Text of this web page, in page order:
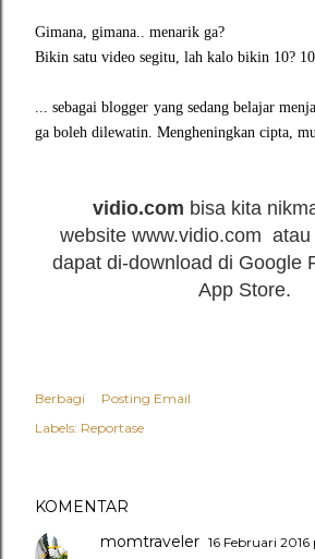
Gimana, gimana.. menarik ga?
Bikin satu video segitu, lah kalo bikin 10?
... sebagai blogger yang sedang belajar
ga boleh dilewatin. Mengheningkan cipta,
vidio.com bisa kita
website www.vidio.com atau
dapat di-download di Google
App Store.
Berbagi
Posting Email
Labels: Reportase
KOMENTAR
momtraveler 16 Februari 2016